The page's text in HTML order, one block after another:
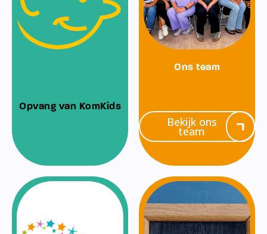
Opvang van KomKids
Ons team
Bekijk ons
team